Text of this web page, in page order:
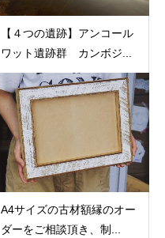
【４つの遺跡】アンコール
ワット遺跡群 カンボジ...
A4サイズの古材額縁のオー
ダーをご相談頂き、制...